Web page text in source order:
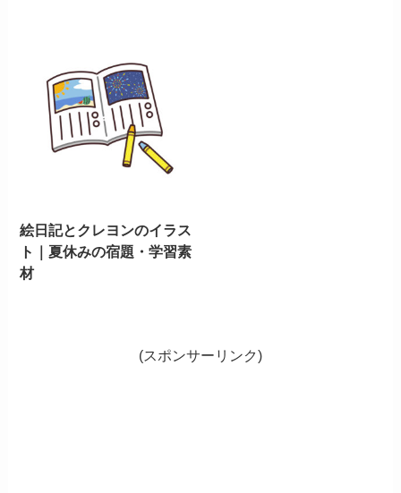
絵日記とクレヨンのイラス
ト｜夏休みの宿題・学習素
材
(スポンサーリンク)